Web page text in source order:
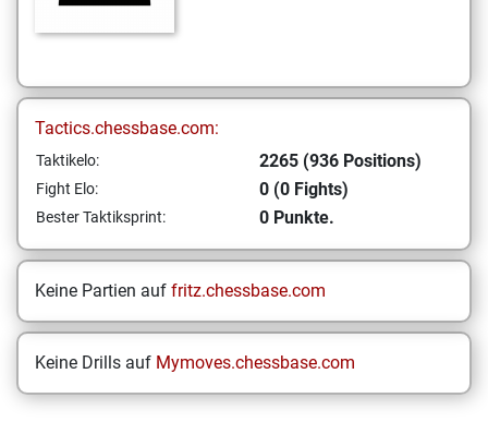
Tactics.chessbase.com:
Taktikelo: 2265 (936 Positions)
Fight Elo: 0 (0 Fights)
Bester Taktiksprint: 0 Punkte.
Keine Partien auf fritz.chessbase.com
Keine Drills auf Mymoves.chessbase.com